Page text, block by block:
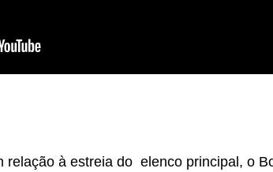
relação à estreia do elenco principal, o